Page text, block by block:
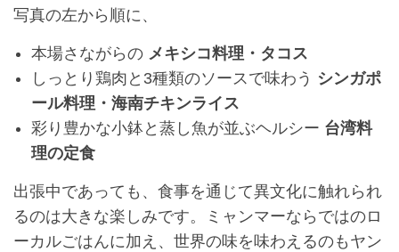
写真の左から順に、
本場さながらの メキシコ料理・タコス
しっとり鶏肉と3種類のソースで味わう シンガポ
ール料理・海南チキンライス
彩り豊かな小鉢と蒸し魚が並ぶヘルシー 台湾料
理の定食
出張中であっても、食事を通じて異文化に触れられ
るのは大きな楽しみです。ミャンマーならではのロ
ーカルごはんに加え、世界の味を味わえるのもヤン